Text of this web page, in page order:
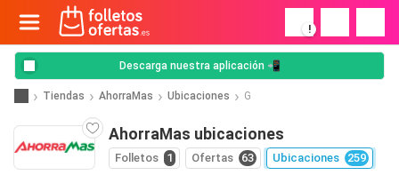
!
Descarga nuestra aplicación 📲
Tiendas AhorraMas Ubicaciones G
AhorraMas ubicaciones
Folletos 1 Ofertas 63 Ubicaciones 259